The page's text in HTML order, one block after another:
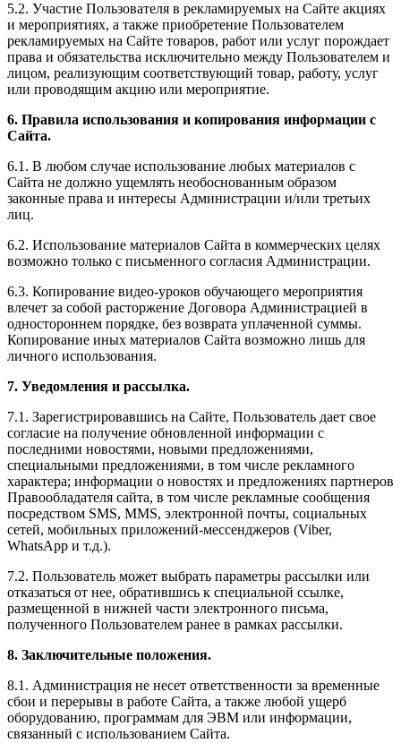
5.2. Участие Пользователя в рекламируемых на Сайте акциях
и мероприятиях, а также приобретение Пользователем
рекламируемых на Сайте товаров, работ или услуг порождает
права и обязательства исключительно между Пользователем и
лицом, реализующим соответствующий товар, работу, услуг
или проводящим акцию или мероприятие.
6. Правила использования и копирования информации с
Сайта.
6.1. В любом случае использование любых материалов с
Сайта не должно ущемлять необоснованным образом
законные права и интересы Администрации и/или третьих
лиц.
6.2. Использование материалов Сайта в коммерческих целях
возможно только с письменного согласия Администрации.
6.3. Копирование видео-уроков обучающего мероприятия
влечет за собой расторжение Договора Администрацией в
одностороннем порядке, без возврата уплаченной суммы.
Копирование иных материалов Сайта возможно лишь для
личного использования.
7. Уведомления и рассылка.
7.1. Зарегистрировавшись на Сайте, Пользователь дает свое
согласие на получение обновленной информации с
последними новостями, новыми предложениями,
специальными предложениями, в том числе рекламного
характера; информации о новостях и предложениях партнеров
Правообладателя сайта, в том числе рекламные сообщения
посредством SMS, MMS, электронной почты, социальных
сетей, мобильных приложений-мессенджеров (Viber,
WhatsApp и т.д.).
7.2. Пользователь может выбрать параметры рассылки или
отказаться от нее, обратившись к специальной ссылке,
размещенной в нижней части электронного письма,
полученного Пользователем ранее в рамках рассылки.
8. Заключительные положения.
8.1. Администрация не несет ответственности за временные
сбои и перерывы в работе Сайта, а также любой ущерб
оборудованию, программам для ЭВМ или информации,
связанный с использованием Сайта.